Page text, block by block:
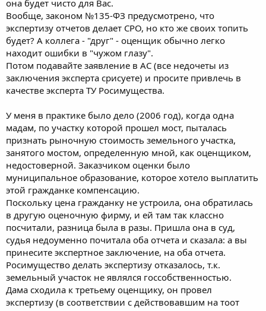
она будет чисто для Вас.
Вообще, законом №135-ФЗ предусмотрено, что
экспертизу отчетов делает СРО, но кто же своих топить
будет? А коллега - "друг" - оценщик обычно легко
находит ошибки в "чужом глазу".
Потом подавайте заявление в АС (все недочеты из
заключения эксперта срисуете) и просите привлечь в
качестве эксперта ТУ Росимущества.
У меня в практике было дело (2006 год), когда одна
мадам, по участку которой прошел мост, пыталась
признать рыночную стоимость земельного участка,
занятого мостом, определенную мной, как оценщиком,
недостоверной. Заказчиком оценки было
муниципальное образование, которое хотело выплатить
этой гражданке компенсацию.
Поскольку цена гражданку не устроила, она обратилась
в другую оценочную фирму, и ей там так классно
посчитали, разница была в разы. Пришла она в суд,
судья недоуменно почитала оба отчета и сказала: а вы
принесите экспертное заключение, на оба отчета.
Росимущество делать экспертизу отказалось, т.к.
земельный участок не являлся госсобственностью.
Дама сходила к третьему оценщику, он провел
экспертизу (в соответствии с действовавшим на тоот